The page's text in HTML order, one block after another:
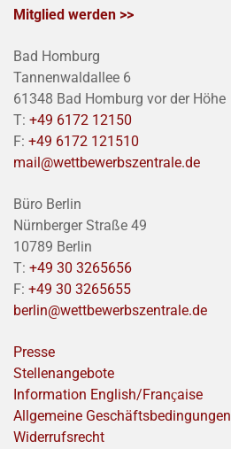
Mitglied werden >>
Bad Homburg
Tannenwaldallee 6
61348 Bad Homburg vor der Höhe
T: +49 6172 12150
F: +49 6172 121510
mail@wettbewerbszentrale.de
Büro Berlin
Nürnberger Straße 49
10789 Berlin
T: +49 30 3265656
F: +49 30 3265655
berlin@wettbewerbszentrale.de
Presse
Stellenangebote
Information English/Franҫaise
Allgemeine Geschäftsbedingungen
Widerrufsrecht